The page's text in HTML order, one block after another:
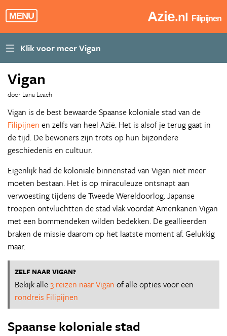
MENU Azie.nl Filipijnen
Vigan
door Lana Leach
Vigan is de best bewaarde Spaanse koloniale stad van de
Filipijnen en zelfs van heel Azië. Het is alsof je terug gaat in
de tijd. De bewoners zijn trots op hun bijzondere
geschiedenis en cultuur.
Eigenlijk had de koloniale binnenstad van Vigan niet meer
moeten bestaan. Het is op miraculeuze ontsnapt aan
verwoesting tijdens de Tweede Wereldoorlog. Japanse
troepen ontvluchtten de stad vlak voordat Amerikanen Vigan
met een bommendeken wilden bedekken. De geallieerden
braken de missie daarom op het laatste moment af. Gelukkig
maar.
ZELF NAAR VIGAN?
Bekijk alle3 reizen naar Vigan of alle opties voor een
rondreis Filipijnen
Spaanse koloniale stad